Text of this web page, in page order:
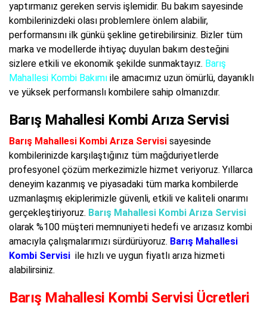
yaptırmanız gereken servis işlemidir. Bu bakım sayesinde
kombilerinizdeki olası problemlere önlem alabilir,
performansını ilk günkü şekline getirebilirsiniz. Bizler tüm
marka ve modellerde ihtiyaç duyulan bakım desteğini
sizlere etkili ve ekonomik şekilde sunmaktayız. Barış
Mahallesi Kombi Bakımı ile amacımız uzun ömürlü, dayanıklı
ve yüksek performanslı kombilere sahip olmanızdır.
Barış Mahallesi Kombi Arıza Servisi
Barış Mahallesi Kombi Arıza Servisi sayesinde
kombilerinizde karşılaştığınız tüm mağduriyetlerde
profesyonel çözüm merkezimizle hizmet veriyoruz. Yıllarca
deneyim kazanmış ve piyasadaki tüm marka kombilerde
uzmanlaşmış ekiplerimizle güvenli, etkili ve kaliteli onarımı
gerçekleştiriyoruz. Barış Mahallesi Kombi Arıza Servisi
olarak %100 müşteri memnuniyeti hedefi ve arızasız kombi
amacıyla çalışmalarımızı sürdürüyoruz. Barış Mahallesi
Kombi Servisi ile hızlı ve uygun fiyatlı arıza hizmeti
alabilirsiniz.
Barış Mahallesi Kombi Servisi Ücretleri